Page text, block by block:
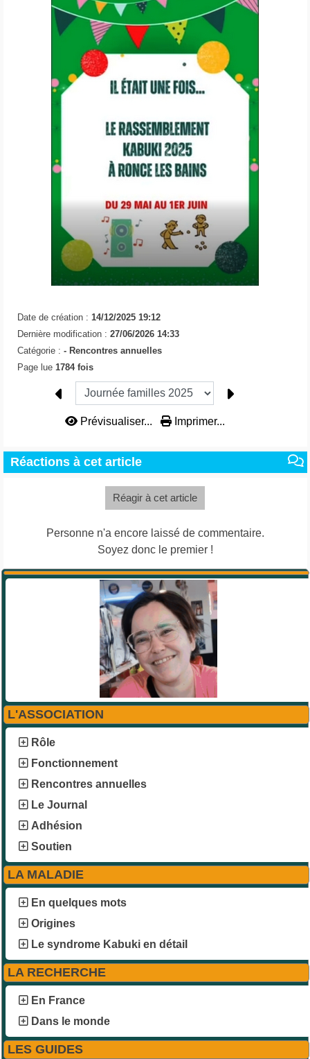
L'ASSOCIATION
Rôle
Fonctionnement
Rencontres annuelles
Le Journal
Adhésion
Soutien
LA MALADIE
En quelques mots
Origines
Le syndrome Kabuki en détail
LA RECHERCHE
En France
Dans le monde
LES GUIDES
Date de création : 14/12/2025 19:12
Dernière modification : 27/06/2026 14:33
Catégorie : - Rencontres annuelles
Page lue 1784 fois
Prévisualiser... Imprimer...
Réactions à cet article
Réagir à cet article
Personne n'a encore laissé de commentaire.
Soyez donc le premier !